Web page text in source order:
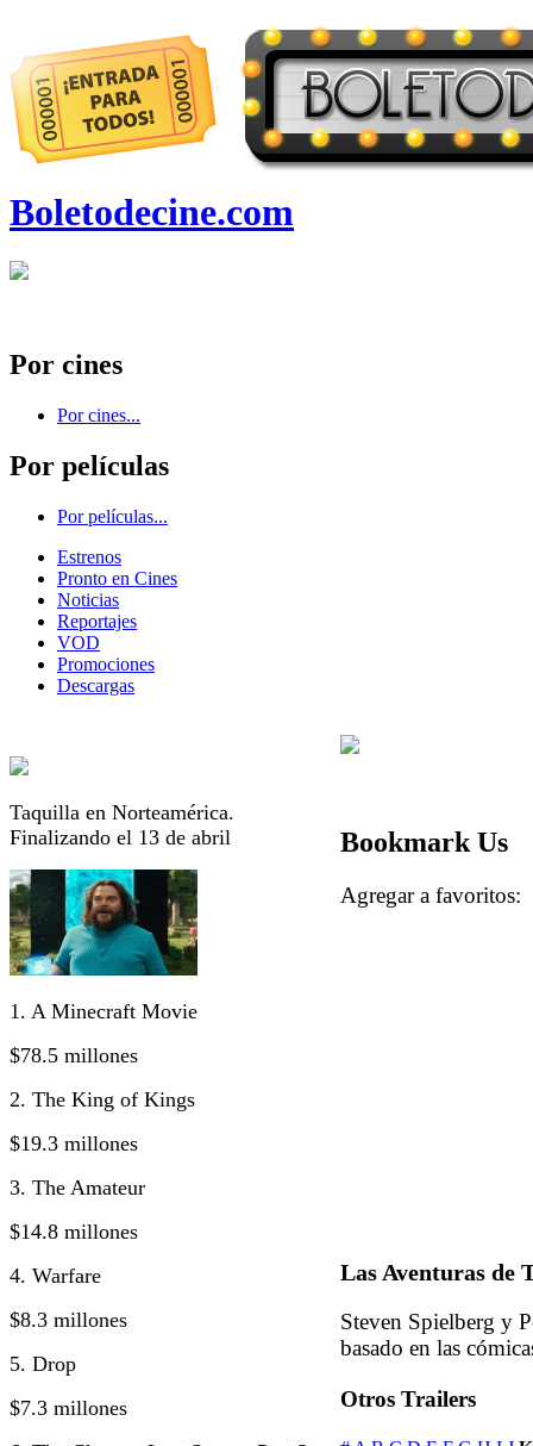
Boletodecine.com
Por cines
Por cines...
Por películas
Por películas...
Estrenos
Pronto en Cines
Noticias
Reportajes
VOD
Promociones
Descargas
Taquilla en Norteamérica.
Finalizando el 13 de abril
1. A Minecraft Movie
$78.5 millones
2. The King of Kings
$19.3 millones
3. The Amateur
$14.8 millones
4. Warfare
$8.3 millones
5. Drop
$7.3 millones
Bookmark Us
Agregar a
Las Aventuras
Steven Spielberg y
basado en las
Otros Trailers